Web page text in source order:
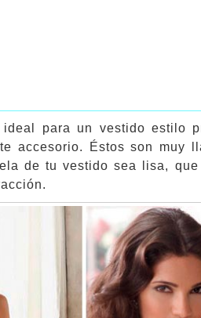
para un vestido estilo
accesorio. Éstos son muy
de tu vestido sea lisa,